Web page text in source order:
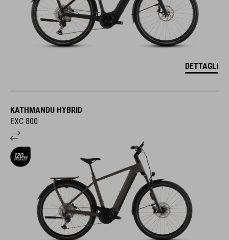
DETTAGLI
KATHMANDU HYBRID
EXC 800